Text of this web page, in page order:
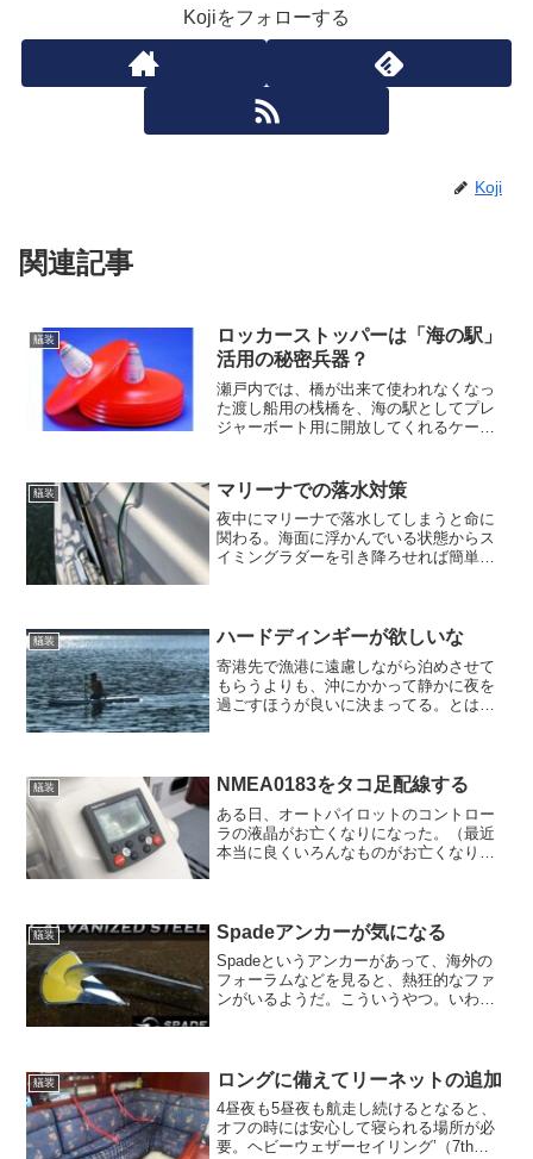
Kojiをフォローする
Koji
関連記事
艤装
ロッカーストッパーは「海の駅」
活用の秘密兵器？
瀬戸内では、橋が出来て使われなくなっ
た渡し船用の桟橋を、海の駅としてプレ
ジャーボート用に開放してくれるケース
だきたいものだが、実は利用者側として
は一つだけ残念なところが...
艤装 マリーナでの落水対策
夜中にマリーナで落水してしまうと命に
関わる。海面に浮かんでいる状態からス
イミングラダーを引き降ろせれば簡単に
ップシャックルでライフラ...
艤装 ハードディンギーが欲しいな
寄港先で漁港に遠慮しながら泊めさせて
もらうよりも、沖にかかって静かに夜を
過ごすほうが良いに決まってる。とはい
ンギーがあるといいなあ。...
艤装 NMEA0183をタコ足配線する
ある日、オートパイロットのコントロー
ラの液晶がお亡くなりになった。（最近
本当に良くいろんなものがお亡くなりに
りだから、壊れたものをそ...
艤装 Spadeアンカーが気になる
Spadeというアンカーがあって、海外の
フォーラムなどを見ると、熱狂的なファ
ンがいるようだ。こういうやつ。いわゆ
の大きい...
艤装 ロングに備えてリーネットの追加
4昼夜も5昼夜も航走し続けるとなると、
オフの時には安心して寝られる場所が必
要。ヘビーウェザーセイリング’（7th